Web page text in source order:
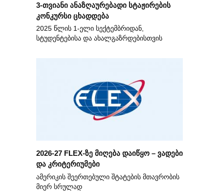
3-თვიანი ანაზღაურებადი სტაჟირების
კონკურსი ცხადდება
2025 წლის 1-ელი სექტემბრიდან,
სტუდენტებისა და ახალგაზრდებისთვის
2026-27 FLEX-ზე მიღება დაიწყო – ვადები
და კრიტერიუმები
ამერიკის შეერთებული შტატების მთავრობის
მიერ სრულად